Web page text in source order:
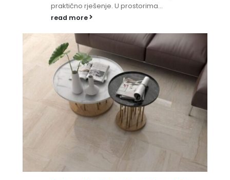
praktično rješenje. U prostorima...
read more